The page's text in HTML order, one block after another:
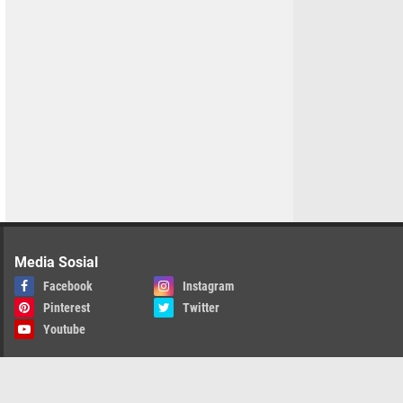
Media Sosial
Facebook
Instagram
Pinterest
Twitter
Youtube